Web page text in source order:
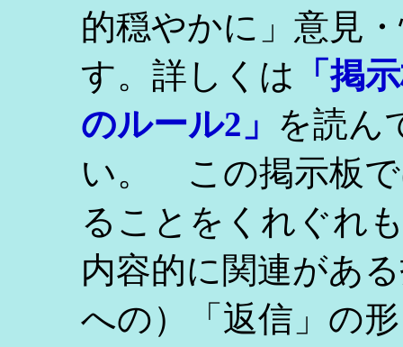
的穏やかに」意見
す。詳しくは
「掲
のルール2」 を読ん
い。 この掲示板で
ることをくれぐれ
内容的に関連があ
への）「返信」の